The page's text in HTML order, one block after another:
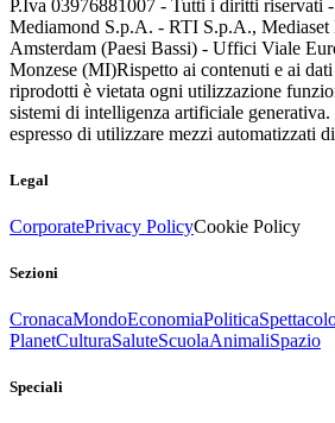
P.Iva 03976881007 - Tutti i diritti riservati
Mediamond S.p.A. - RTI S.p.A., Mediaset
Amsterdam (Paesi Bassi) - Uffici Viale
Monzese (MI)Rispetto ai contenuti e ai
riprodotti è vietata ogni utilizzazione
sistemi di intelligenza artificiale
espresso di utilizzare mezzi automatizzati
Legal
CorporatePrivacy PolicyCookie Policy
Sezioni
CronacaMondoEconomiaPolitica
PlanetCulturaSaluteScuolaAnimaliSpazio
Speciali